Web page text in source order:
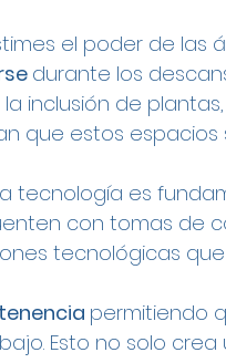
el poder de las
durante los
inclusión de
que estos espacios
tecnología es
con tomas de
tecnológicas que
permitiendo
Esto no solo